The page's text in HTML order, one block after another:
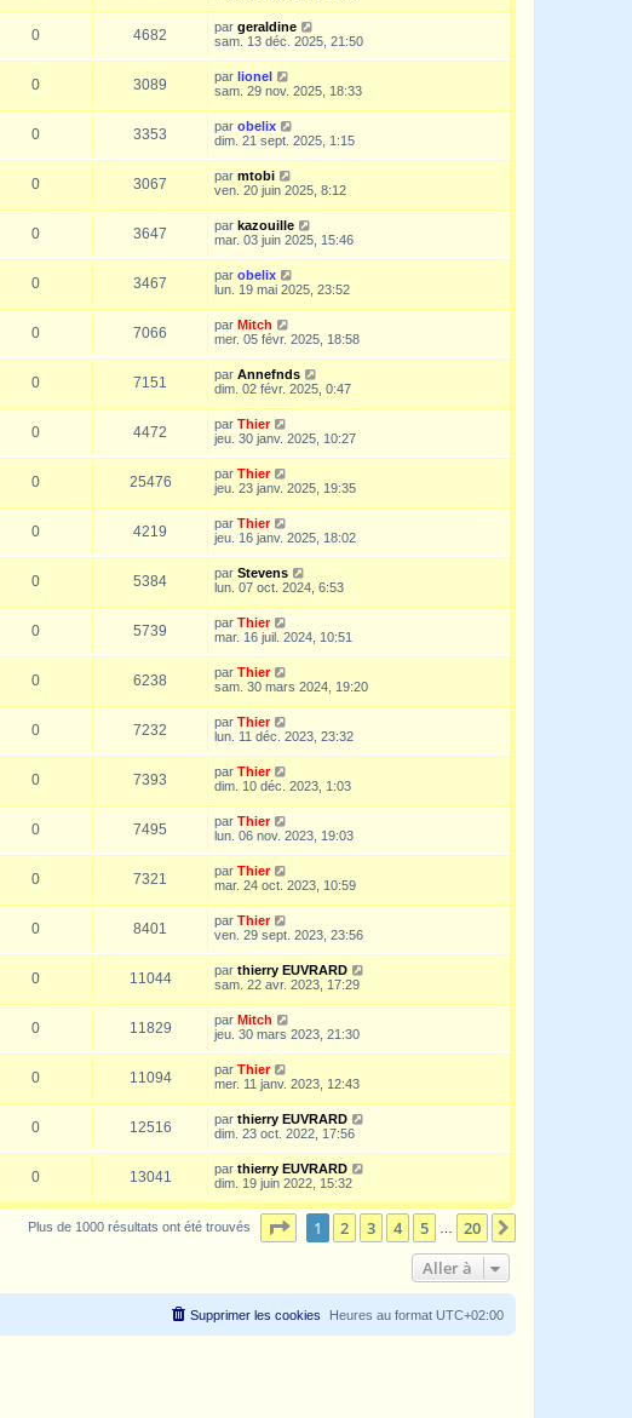
0 4682 par geraldine
sam. 13 déc. 2025, 21:50
0 3089 par lionel
sam. 29 nov. 2025, 18:33
0 3353 par obelix
dim. 21 sept. 2025, 1:15
0 3067 par mtobi
ven. 20 juin 2025, 8:12
0 3647 par kazouille
mar. 03 juin 2025, 15:46
0 3467 par obelix
lun. 19 mai 2025, 23:52
0 7066 par Mitch
mer. 05 févr. 2025, 18:58
0 7151 par Annefnds
dim. 02 févr. 2025, 0:47
0 4472 par Thier
jeu. 30 janv. 2025, 10:27
0 25476 par Thier
jeu. 23 janv. 2025, 19:35
0 4219 par Thier
jeu. 16 janv. 2025, 18:02
0 5384 par Stevens
lun. 07 oct. 2024, 6:53
0 5739 par Thier
mar. 16 juil. 2024, 10:51
0 6238 par Thier
sam. 30 mars 2024, 19:20
0 7232 par Thier
lun. 11 déc. 2023, 23:32
0 7393 par Thier
dim. 10 déc. 2023, 1:03
0 7495 par Thier
lun. 06 nov. 2023, 19:03
0 7321 par Thier
mar. 24 oct. 2023, 10:59
0 8401 par Thier
ven. 29 sept. 2023, 23:56
0 11044 par thierry EUVRARD
sam. 22 avr. 2023, 17:29
0 11829 par Mitch
jeu. 30 mars 2023, 21:30
0 11094 par Thier
mer. 11 janv. 2023, 12:43
0 12516 par thierry EUVRARD
dim. 23 oct. 2022, 17:56
0 13041 par thierry EUVRARD
dim. 19 juin 2022, 15:32
Plus de 1000 résultats ont été trouvés Page sur20
1 2 3 4 5 20
Aller à
Heures au format UTC+02:00
Supprimer les cookies